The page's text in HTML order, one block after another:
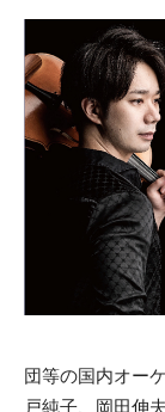
団等の国内オー
戸純子、岡田伸